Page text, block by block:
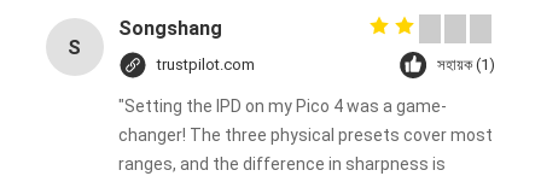
S
Songshang
trustpilot.com সহায়ক (1)
"Setting the IPD on my Pico 4 was a game-
changer! The three physical presets cover most
ranges, and the difference in sharpness is